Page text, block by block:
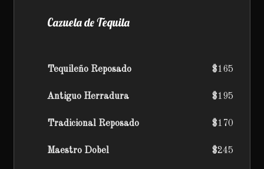
Cazuela de Tequila
Tequileño Reposado $165
Antiguo Herradura $195
Tradicional Reposado $170
Maestro Dobel $245